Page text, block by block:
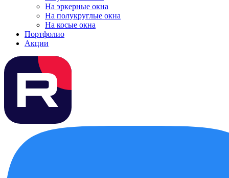
На эркерные окна
На полукруглые окна
На косые окна
Портфолио
Акции